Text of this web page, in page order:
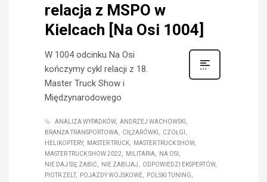
relacja z MSPO w
Kielcach [Na Osi 1004]
W 1004 odcinku Na Osi
kończymy cykl relacji z 18.
Master Truck Show i
Międzynarodowego
ANALIZA WYPADKÓW
ANDRZEJ WACHOWSKI
BRANŻA TRANSPORTOWA
CIĘŻARÓWKI
CZOŁGI
HELIKOPTERY
MASTER TRUCK
MASTER TRUCK SHOW
MASTER TRUCK SHOW 2022
MILITARIA
NA OSI
NIE DAJ SIĘ ZABIĆ
NIE ZABIJAJ
ODPOWIEDZI EKSPERTÓW
PIOTR ZELT
POJAZDY WOJSKOWE
POLSKI TUNING